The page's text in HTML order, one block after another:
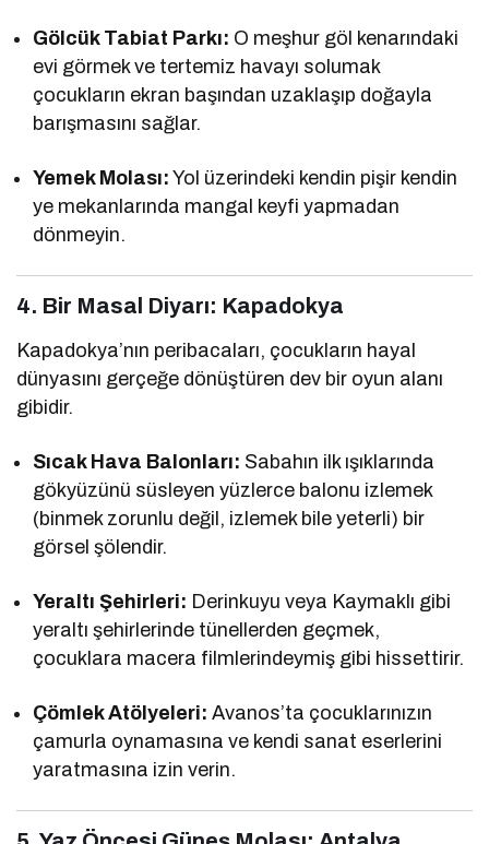
Gölcük Tabiat Parkı: O meşhur göl kenarındaki
evi görmek ve tertemiz havayı solumak
çocukların ekran başından uzaklaşıp doğayla
barışmasını sağlar.
Yemek Molası: Yol üzerindeki kendin pişir kendin
ye mekanlarında mangal keyfi yapmadan
dönmeyin.
4. Bir Masal Diyarı: Kapadokya
Kapadokya’nın peribacaları, çocukların hayal
dünyasını gerçeğe dönüştüren dev bir oyun alanı
gibidir.
Sıcak Hava Balonları: Sabahın ilk ışıklarında
gökyüzünü süsleyen yüzlerce balonu izlemek
(binmek zorunlu değil, izlemek bile yeterli) bir
görsel şölendir.
Yeraltı Şehirleri: Derinkuyu veya Kaymaklı gibi
yeraltı şehirlerinde tünellerden geçmek,
çocuklara macera filmlerindeymiş gibi hissettirir.
Çömlek Atölyeleri: Avanos’ta çocuklarınızın
çamurla oynamasına ve kendi sanat eserlerini
yaratmasına izin verin.